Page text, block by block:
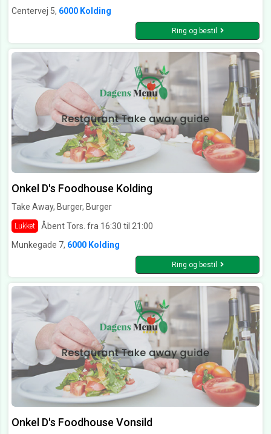
Centervej 5, 6000 Kolding
Ring og bestil
Onkel D's Foodhouse Kolding
Take Away, Burger, Burger
Lukket
Åbent Tors. fra 16:30 til 21:00
Munkegade 7, 6000 Kolding
Ring og bestil
Onkel D's Foodhouse Vonsild